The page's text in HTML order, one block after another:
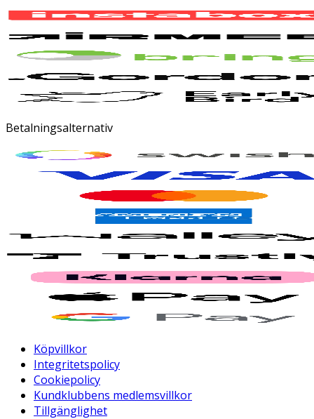
Betalningsalternativ
Köpvillkor
Integritetspolicy
Cookiepolicy
Kundklubbens medlemsvillkor
Tillgänglighet